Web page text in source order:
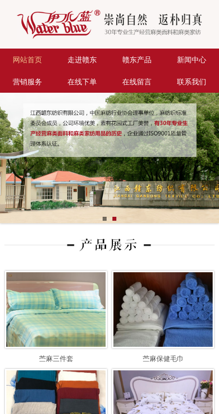
网站首页 走进赣东 赣东产品 新闻中心
营销服务 在线下单 在线留言 联系我们
苎麻三件套 苎麻保健毛巾